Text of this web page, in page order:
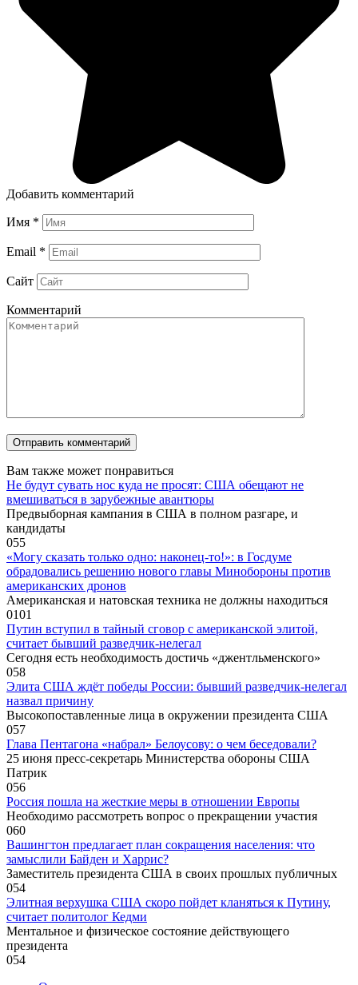
Добавить комментарий
Имя *
Email *
Сайт
Комментарий
Вам также может понравиться
Не будут сувать нос куда не просят: США обещают не
вмешиваться в зарубежные авантюры
Предвыборная кампания в США в полном разгаре, и
кандидаты
055
«Могу сказать только одно: наконец-то!»: в Госдуме
обрадовались решению нового главы Минобороны против
американских дронов
Американская и натовская техника не должны находиться
0101
Путин вступил в тайный сговор с американской элитой,
считает бывший разведчик-нелегал
Сегодня есть необходимость достичь «джентльменского»
058
Элита США ждёт победы России: бывший разведчик-нелегал
назвал причину
Высокопоставленные лица в окружении президента США
057
Глава Пентагона «набрал» Белоусову: о чем беседовали?
25 июня пресс-секретарь Министерства обороны США
Патрик
056
Россия пошла на жесткие меры в отношении Европы
Необходимо рассмотреть вопрос о прекращении участия
060
Вашингтон предлагает план сокращения населения: что
замыслили Байден и Харрис?
Заместитель президента США в своих прошлых публичных
054
Элитная верхушка США скоро пойдет кланяться к Путину,
считает политолог Кедми
Ментальное и физическое состояние действующего
президента
054